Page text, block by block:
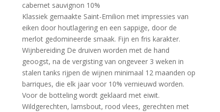
cabernet sauvignon 10%
Klassiek gemaakte Saint-Emilion met impressies van
eiken door houtlagering en een sappige, door de
merlot gedomineerde smaak. Fijn en fris karakter.
Wijnbereiding De druiven worden met de hand
geoogst, na de vergisting van ongeveer 3 weken in
stalen tanks rijpen de wijnen minimaal 12 maanden op
barriques, die elk jaar voor 10% vernieuwd worden.
Voor de botteling wordt geklaard met eiwit.
Wildgerechten, lamsbout, rood vlees, gerechten met